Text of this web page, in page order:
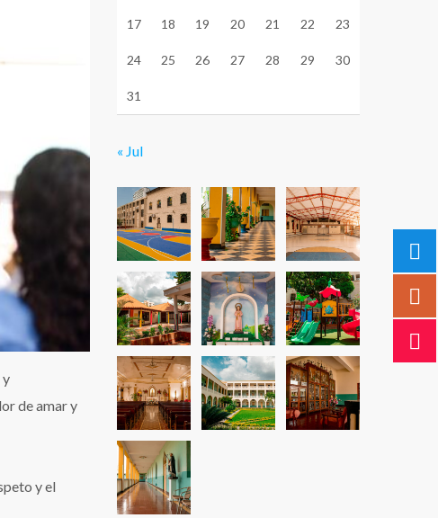
y
de amar y
y el
17 18 19 20 21 22 23
24 25 26 27 28 29 30
31
« Jul